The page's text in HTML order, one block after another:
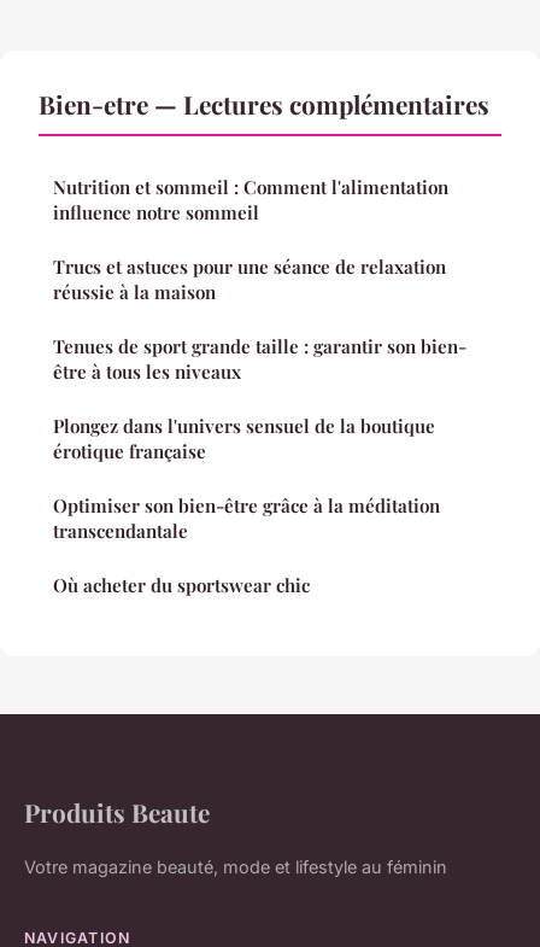
Bien-etre — Lectures complémentaires
Nutrition et sommeil : Comment l'alimentation
influence notre sommeil
Trucs et astuces pour une séance de relaxation
réussie à la maison
Tenues de sport grande taille : garantir son bien-
être à tous les niveaux
Plongez dans l'univers sensuel de la boutique
érotique française
Optimiser son bien-être grâce à la méditation
transcendantale
Où acheter du sportswear chic
Produits Beaute
Votre magazine beauté, mode et lifestyle au féminin
NAVIGATION